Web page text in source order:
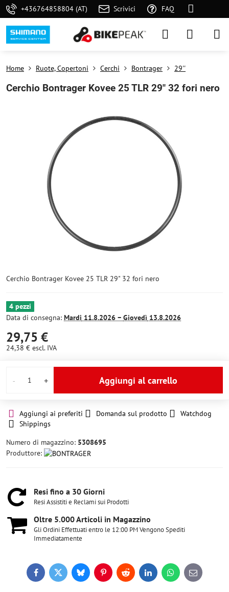
+436764858804 (AT) Scrivici FAQ
Home Ruote, Copertoni Cerchi Bontrager 29''
Cerchio Bontrager Kovee 25 TLR 29" 32 fori nero
Cerchio Bontrager Kovee 25 TLR 29" 32 fori nero
4 pezzi
Data di consegna: Mardi 11.8.2026 − Giovedì 13.8.2026
29,75 €
24,38 € escl. IVA
Aggiungi al carrello
Aggiungi ai preferiti Domanda sul prodotto
Watchdog
Shippings
Numero di magazzino: 5308695
Produttore:
Resi fino a 30 Giorni
Resi Assistiti e Reclami sui Prodotti
Oltre 5​.000 Articoli in Magazzino
Gli Ordini Effettuati entro le 12:00 PM Vengono Spediti
Immediatamente
FacebookTwitterBlueskyPinterestReddit LinkedInWhatsApp
E-
mail